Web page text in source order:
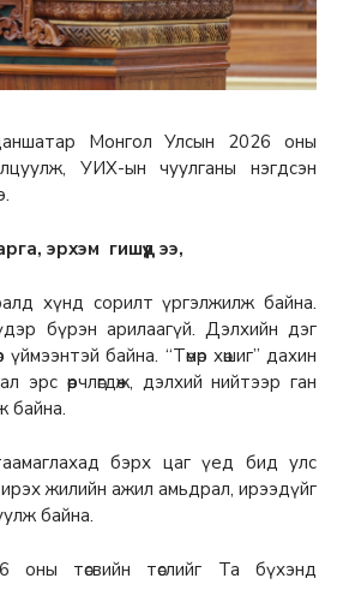
Монгол Улсын 2026 оны
УИХ-ын чуулганы нэгдсэн
эрхэм гишүүд ээ,
хүнд сорилт үргэлжилж байна.
бүрэн арилаагүй. Дэлхийн дэг
байна. “Төмөр хөшиг” дахин
эрс өөрчлөгдөж, дэлхий нийтээр ган
байна.
бэрх цаг үед бид улс
жилийн ажил амьдрал, ирээдүйг
байна.
оны төсвийн төслийг Та бүхэнд